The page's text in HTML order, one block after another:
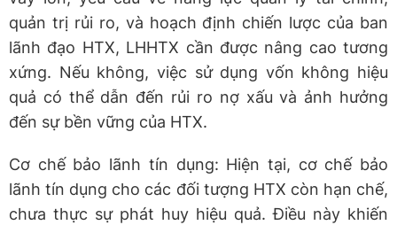
quản trị rủi ro, và hoạch định chiến lược của ban
lãnh đạo HTX, LHHTX cần được nâng cao tương
xứng. Nếu không, việc sử dụng vốn không hiệu
quả có thể dẫn đến rủi ro nợ xấu và ảnh hưởng
đến sự bền vững của HTX.
Cơ chế bảo lãnh tín dụng: Hiện tại, cơ chế bảo
lãnh tín dụng cho các đối tượng HTX còn hạn chế,
chưa thực sự phát huy hiệu quả. Điều này khiến